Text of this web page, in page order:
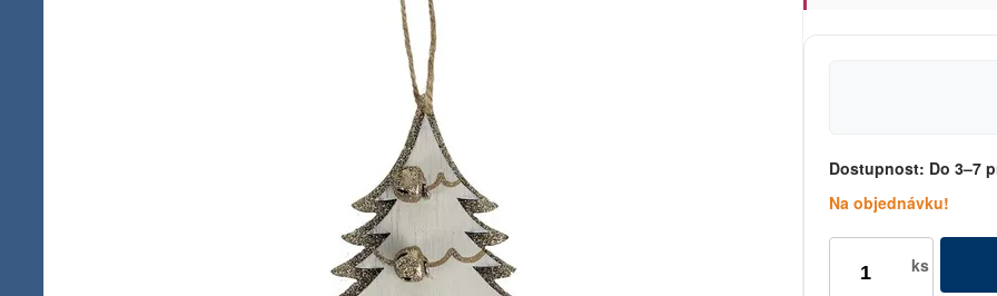
Dostupnost: Do 3–7
Na objednávku!
ks